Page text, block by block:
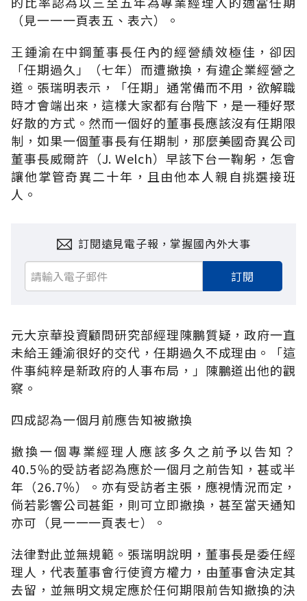
（見一一一頁表五、表六）。
王鍾渝在中鋼董事長任內的經營績效極佳，卻因
「任期過久」（七年）而遭撤換，有違企業經營之
道。張瑞明表示，「任期」通常備而不用，欲解職
時才會端出來，這樣大家都有台階下，是一種好聚
好散的方式。然而一個好的董事長應該沒有任期限
制，如果一個董事長有任期制，那麼美國奇異公司
董事長威爾許（J. Welch）早該下台一鞠躬，怎會
讓他掌管奇異二十年，且由他本人親自挑選接班
人。
訂閱遠見電子報，掌握國內外大事
訂閱
元大京華投資顧問研究部經理陳鵬質疑，政府一直
未給王鍾渝很好的交代，任期過久不成理由。「這
件事純粹是新政府的人事布局，」陳鵬道出他的觀
察。
四成認為一個月前應告知被撤換
撤換一個專業經理人應該多久之前予以告知？
40.5％的受訪者認為應於一個月之前告知，甚或半
年（26.7％）。亦有受訪者主張，應視情況而定，
倘若影響公司甚鉅，則可立即撤換，甚至當天通知
亦可（見一一一頁表七）。
法律對此並無規範。張瑞明說明，董事長是委任經
理人，代表董事會行使資方權力，由董事會決定其
去留，並無明文規定應於任何期限前告知撤換的決